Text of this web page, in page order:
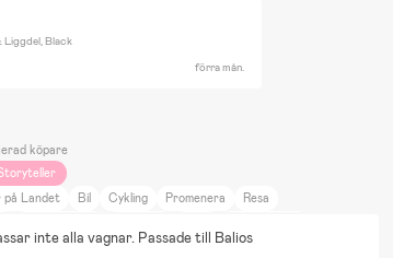
Liggdel, Black
förra mån.
köpare
på Landet Bil Cykling Promenera
Resa
Patrol
inte alla vagnar. Passade till Balios